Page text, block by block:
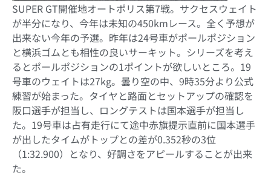
SUPER GT開催地オートポリス第7戦。サクセスウェイト
が半分になり、今年は未知の450kmレース。全く予想が
出来ない今年の予選。昨年は24号車がポールポジション
と横浜ゴムとも相性の良いサーキット。シリーズを考え
るとポールポジションの1ポイントが欲しいところ。19
号車のウェイトは27kg。曇り空の中、9時35分より公式
練習が始まった。タイヤと路面とセットアップの確認を
阪口選手が担当し、ロングテストは国本選手が担当し
た。19号車は占有走行にて途中赤旗提示直前に国本選手
が出したタイムがトップとの差が0.352秒の3位
（1:32.900）となり、好調さをアピールすることが出来
た。